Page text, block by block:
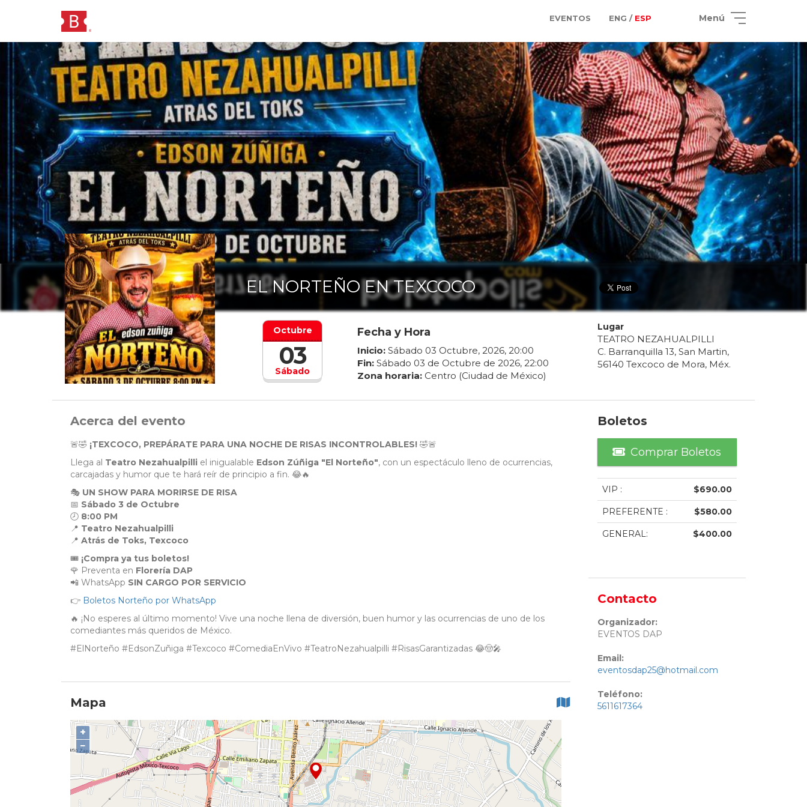
EVENTOS ENG / ESP Menú
EL NORTEÑO EN TEXCOCO
Sábado
Octubre
03
Fecha y Hora
Inicio: Sábado 03 Octubre, 2026, 20:00
Fin: Sábado 03 de Octubre de 2026, 22:00
Zona horaria: Centro (Ciudad de México)
Lugar
TEATRO NEZAHUALPILLI
C. Barranquilla 13, San Martin,
56140 Texcoco de Mora, Méx.
Acerca del evento
🚨🤣 ¡TEXCOCO, PREPÁRATE PARA UNA NOCHE DE RISAS INCONTROLABLES! 🤣🚨
Llega al Teatro Nezahualpilli el inigualable Edson Zúñiga "El Norteño", con un espectáculo lleno de ocurrencias,
carcajadas y humor que te hará reír de principio a fin. 😂🔥
🎭 UN SHOW PARA MORIRSE DE RISA
📅 Sábado 3 de Octubre
🕗 8:00 PM
📍 Teatro Nezahualpilli
📍 Atrás de Toks, Texcoco
🎟️ ¡Compra ya tus boletos!
🌹 Preventa en Florería DAP
📲 WhatsApp SIN CARGO POR SERVICIO
👉 Boletos Norteño por WhatsApp
🔥 ¡No esperes al último momento! Vive una noche llena de diversión, buen humor y las ocurrencias de uno de los
comediantes más queridos de México.
#ElNorteño #EdsonZuñiga #Texcoco #ComediaEnVivo #TeatroNezahualpilli #RisasGarantizadas 😂🤠🎤
Mapa
+
−
Boletos
Comprar Boletos
VIP : $690.00
PREFERENTE : $580.00
GENERAL: $400.00
Contacto
Organizador:
EVENTOS DAP
Email:
eventosdap25@hotmail.com
Teléfono:
5611617364